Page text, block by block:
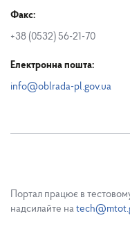
Факс:
+38 (0532) 56-21-70
Електронна пошта:
info@oblrada-pl.gov.ua
Портал працює в
надсилайте на